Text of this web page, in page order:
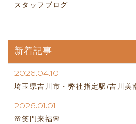
スタッフブログ
新着記事
2026.04.10
埼玉県吉川市・弊社指定駅/吉川美
2026.01.01
🌸笑門来福🌸